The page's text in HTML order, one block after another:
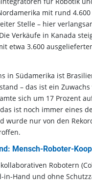
mit rund
Stelle – hier
Verkäufe in Kanada
etwa 3.600
in Südamerika ist
– das ist ein
sich um 17 Prozent
ist noch immer eines
wurde nur von den
Mensch-Roboter-
Robotern
in-Hand und ohne